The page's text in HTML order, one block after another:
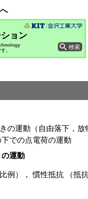
へ
ョン
。
の運動（自由落下，放
での点電荷の運動
運動
例）， 慣性抵抗 （抵